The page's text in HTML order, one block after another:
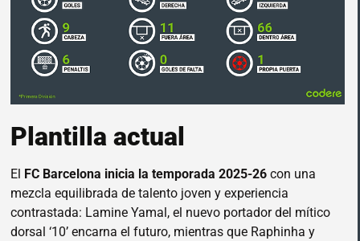
Plantilla actual
El FC Barcelona inicia la temporada 2025-26 con una
mezcla equilibrada de talento joven y experiencia
contrastada: Lamine Yamal, el nuevo portador del mítico
dorsal ‘10’ encarna el futuro, mientras que Raphinha y